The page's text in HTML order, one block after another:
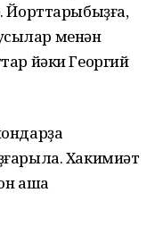
Йорттарыбыҙға,
менән
йәки Георгий
Хакимиәт
аша